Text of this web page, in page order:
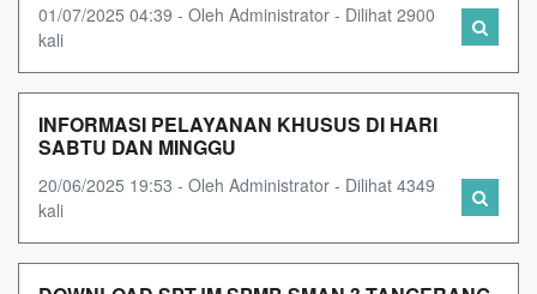
01/07/2025 04:39 - Oleh Administrator - Dilihat 2900
kali
INFORMASI PELAYANAN KHUSUS DI HARI
SABTU DAN MINGGU
20/06/2025 19:53 - Oleh Administrator - Dilihat 4349
kali